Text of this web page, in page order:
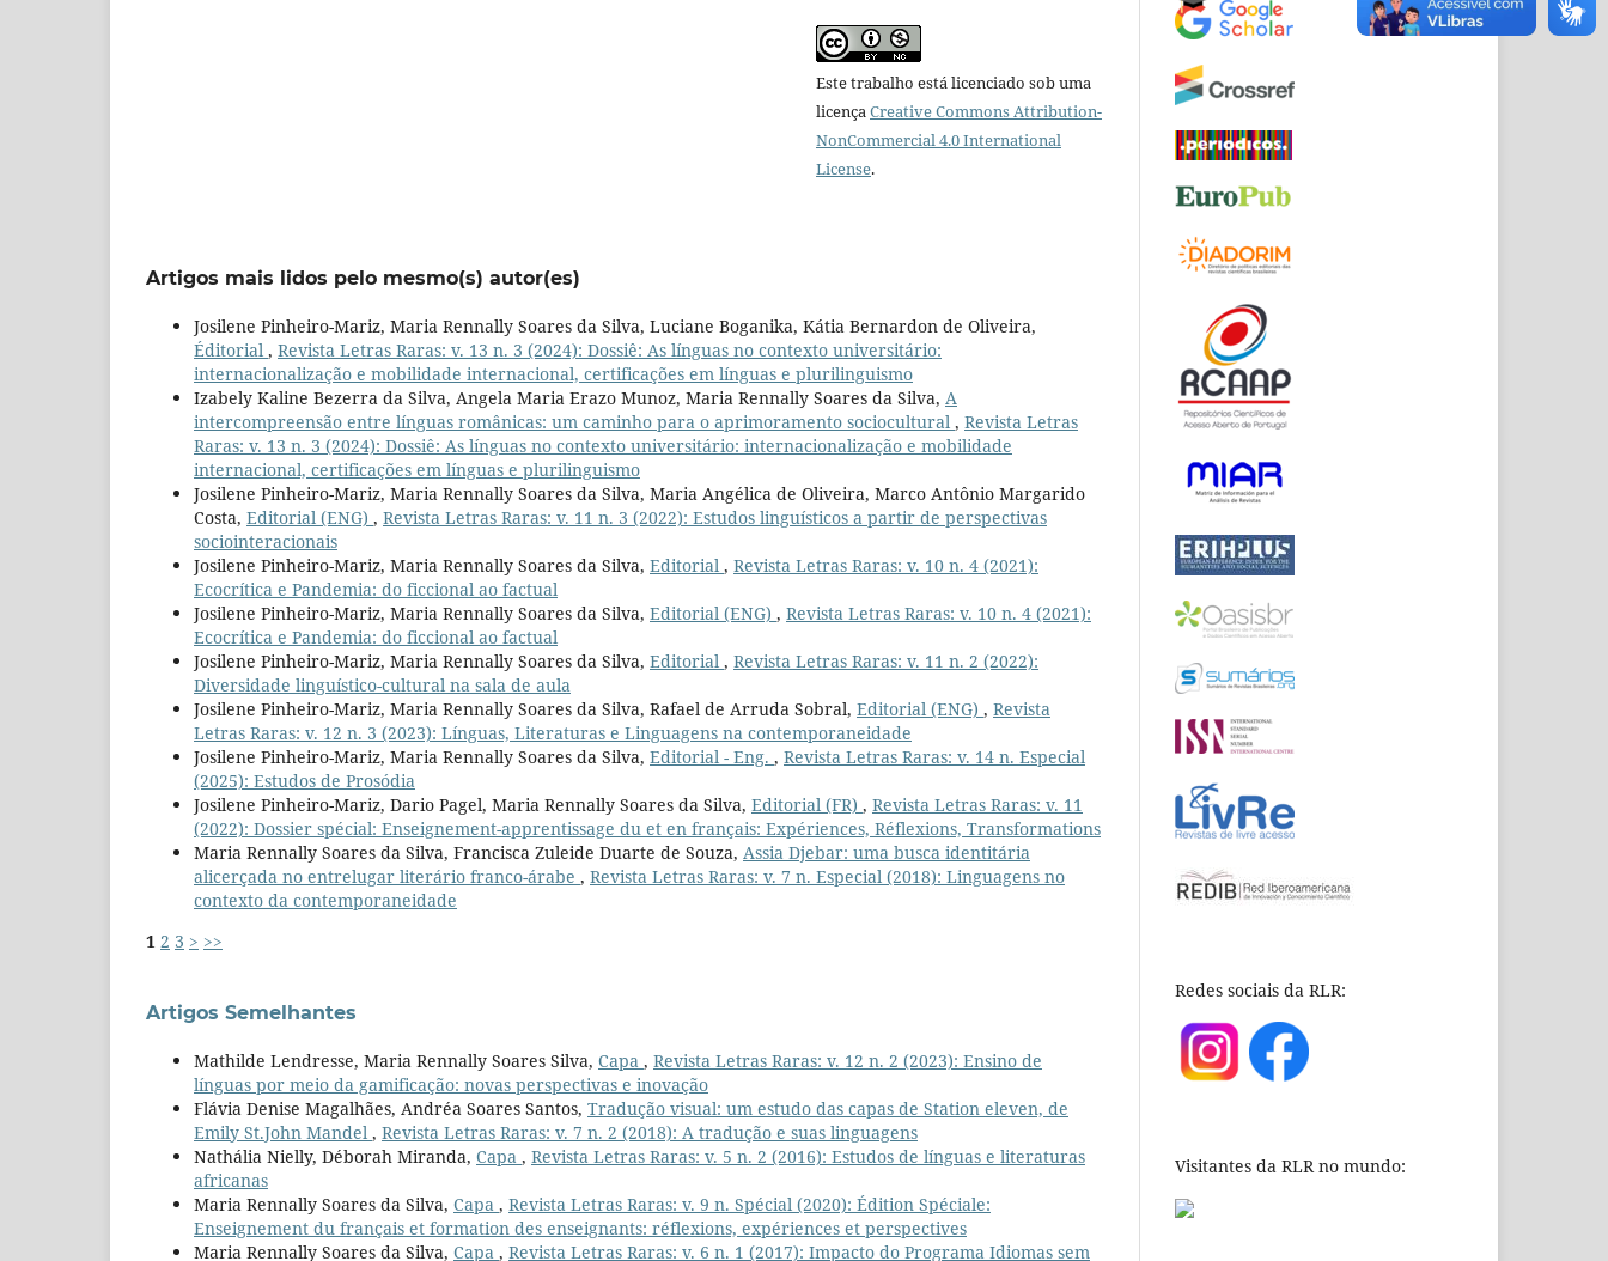
Este trabalho está licenciado sob uma
licençaCreative Commons Attribution-
NonCommercial 4.0 International
License.
Artigos mais lidos pelo mesmo(s) autor(es)
Josilene Pinheiro-Mariz, Maria Rennally Soares da Silva, Luciane Boganika, Kátia Bernardon de Oliveira,
Éditorial , Revista Letras Raras: v. 13 n. 3 (2024): Dossiê: As línguas no contexto universitário:
internacionalização e mobilidade internacional, certificações em línguas e plurilinguismo
Izabely Kaline Bezerra da Silva, Angela Maria Erazo Munoz, Maria Rennally Soares da Silva, A
intercompreensão entre línguas românicas: um caminho para o aprimoramento sociocultural , Revista Letras
Raras: v. 13 n. 3 (2024): Dossiê: As línguas no contexto universitário: internacionalização e mobilidade
internacional, certificações em línguas e plurilinguismo
Josilene Pinheiro-Mariz, Maria Rennally Soares da Silva, Maria Angélica de Oliveira, Marco Antônio Margarido
Costa, Editorial (ENG) , Revista Letras Raras: v. 11 n. 3 (2022): Estudos linguísticos a partir de perspectivas
sociointeracionais
Josilene Pinheiro-Mariz, Maria Rennally Soares da Silva, Editorial , Revista Letras Raras: v. 10 n. 4 (2021):
Ecocrítica e Pandemia: do ficcional ao factual
Josilene Pinheiro-Mariz, Maria Rennally Soares da Silva, Editorial (ENG) , Revista Letras Raras: v. 10 n. 4 (2021):
Ecocrítica e Pandemia: do ficcional ao factual
Josilene Pinheiro-Mariz, Maria Rennally Soares da Silva, Editorial , Revista Letras Raras: v. 11 n. 2 (2022):
Diversidade linguístico-cultural na sala de aula
Josilene Pinheiro-Mariz, Maria Rennally Soares da Silva, Rafael de Arruda Sobral, Editorial (ENG) , Revista
Letras Raras: v. 12 n. 3 (2023): Línguas, Literaturas e Linguagens na contemporaneidade
Josilene Pinheiro-Mariz, Maria Rennally Soares da Silva, Editorial - Eng. , Revista Letras Raras: v. 14 n. Especial
(2025): Estudos de Prosódia
Josilene Pinheiro-Mariz, Dario Pagel, Maria Rennally Soares da Silva, Editorial (FR) , Revista Letras Raras: v. 11
(2022): Dossier spécial: Enseignement-apprentissage du et en français: Expériences, Réflexions, Transformations
Maria Rennally Soares da Silva, Francisca Zuleide Duarte de Souza, Assia Djebar: uma busca identitária
alicerçada no entrelugar literário franco-árabe , Revista Letras Raras: v. 7 n. Especial (2018): Linguagens no
contexto da contemporaneidade
1 2 3 > >>
Artigos Semelhantes
Mathilde Lendresse, Maria Rennally Soares Silva, Capa , Revista Letras Raras: v. 12 n. 2 (2023): Ensino de
línguas por meio da gamificação: novas perspectivas e inovação
Flávia Denise Magalhães, Andréa Soares Santos, Tradução visual: um estudo das capas de Station eleven, de
Emily St.John Mandel , Revista Letras Raras: v. 7 n. 2 (2018): A tradução e suas linguagens
Nathália Nielly, Déborah Miranda, Capa , Revista Letras Raras: v. 5 n. 2 (2016): Estudos de línguas e literaturas
africanas
Maria Rennally Soares da Silva, Capa , Revista Letras Raras: v. 9 n. Spécial (2020): Édition Spéciale:
Enseignement du français et formation des enseignants: réflexions, expériences et perspectives
Maria Rennally Soares da Silva, Capa , Revista Letras Raras: v. 6 n. 1 (2017): Impacto do Programa Idiomas sem
Redes sociais da RLR:
Visitantes da RLR no mundo: